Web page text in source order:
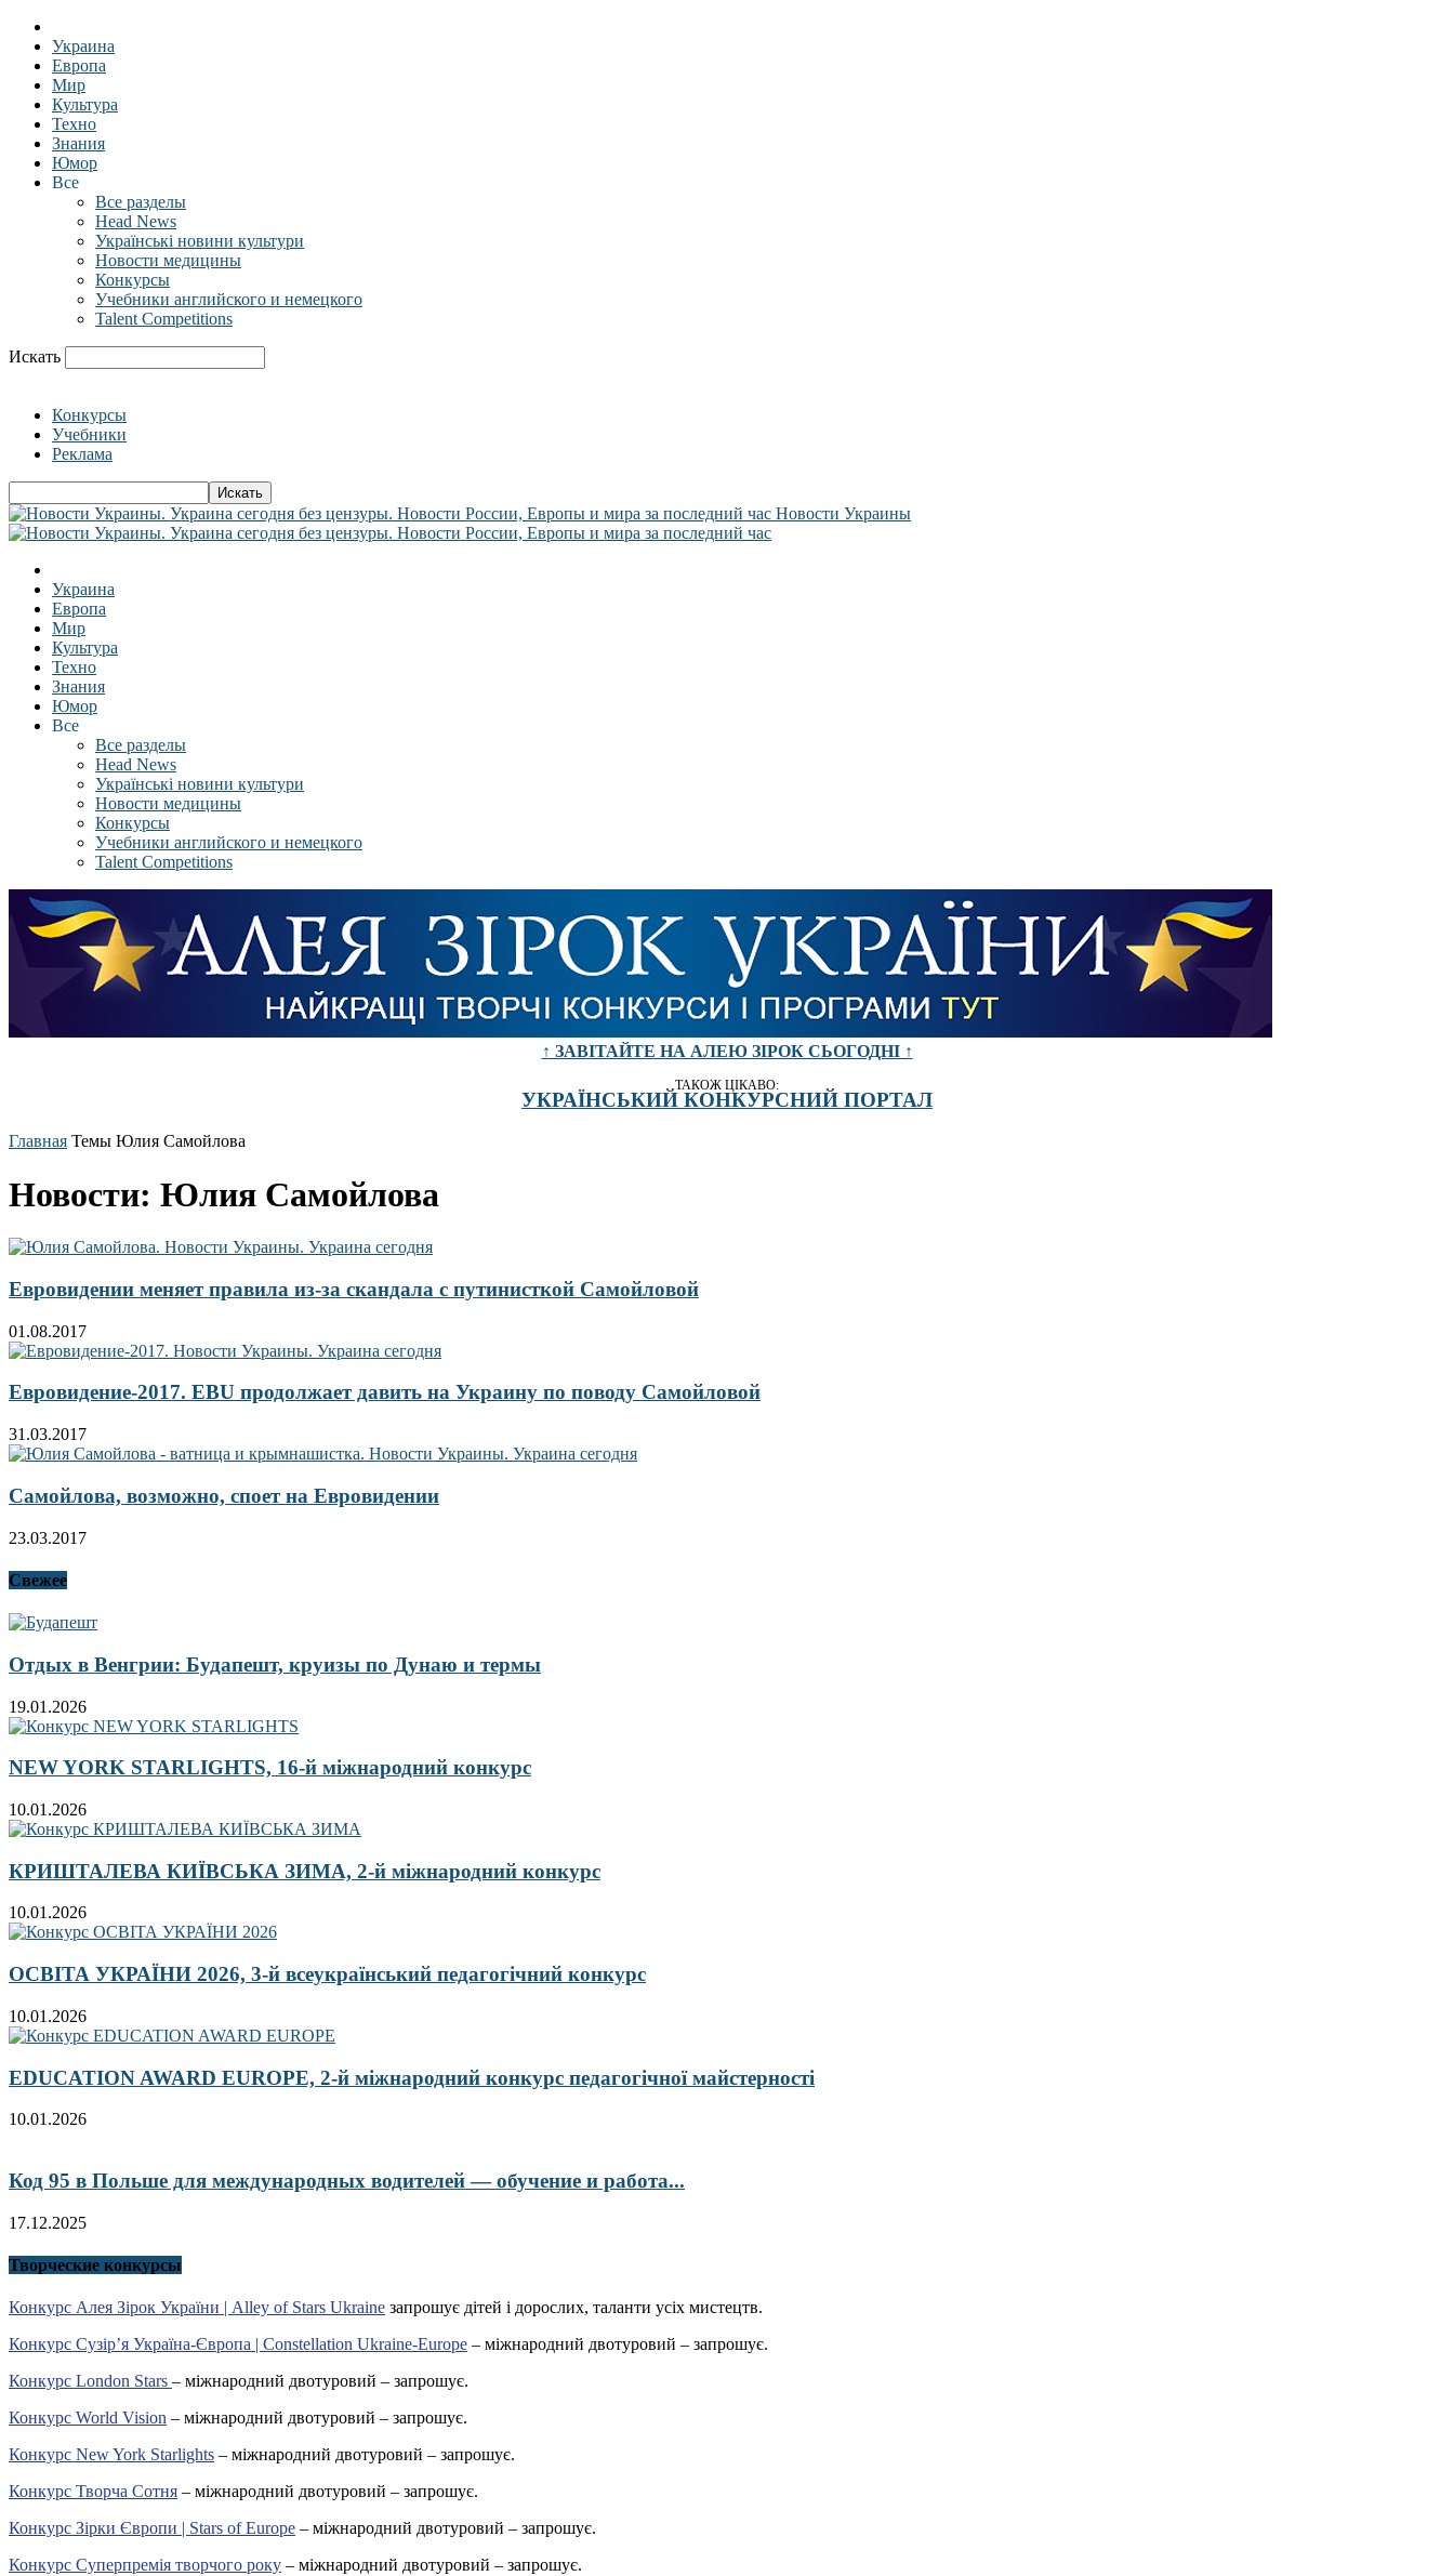
Украина
Европа
Мир
Культура
Техно
Знания
Юмор
Все
Все разделы
Head News
Українські новини культури
Новости медицины
Конкурсы
Учебники английского и немецкого
Talent Competitions
Искать
Конкурсы
Учебники
Реклама
Новости Украины
Украина
Европа
Мир
Культура
Техно
Знания
Юмор
Все
Все разделы
Head News
Українські новини культури
Новости медицины
Конкурсы
Учебники английского и немецкого
Talent Competitions
↑ ЗАВІТАЙТЕ НА АЛЕЮ ЗІРОК СЬОГОДНІ ↑
ТАКОЖ ЦІКАВО:
УКРАЇНСЬКИЙ КОНКУРСНИЙ ПОРТАЛ
Главная Темы Юлия Самойлова
Новости: Юлия Самойлова
Евровидении меняет правила из-за скандала с путинисткой Самойловой
01.08.2017
Евровидение-2017. EBU продолжает давить на Украину по поводу Самойловой
31.03.2017
Самойлова, возможно, споет на Евровидении
23.03.2017
Свежее
Отдых в Венгрии: Будапешт, круизы по Дунаю и термы
19.01.2026
NEW YORK STARLIGHTS, 16-й міжнародний конкурс
10.01.2026
КРИШТАЛЕВА КИЇВСЬКА ЗИМА, 2-й міжнародний конкурс
10.01.2026
ОСВІТА УКРАЇНИ 2026, 3-й всеукраїнський педагогічний конкурс
10.01.2026
EDUCATION AWARD EUROPE, 2-й міжнародний конкурс педагогічної майстерності
10.01.2026
Код 95 в Польше для международных водителей — обучение и работа...
17.12.2025
Творческие конкурсы
Конкурс Алея Зірок України | Alley of Stars Ukraine запрошує дітей і дорослих, таланти усіх мистецтв.
Конкурс Сузір’я Україна-Європа | Constellation Ukraine-Europe – міжнародний двотуровий – запрошує.
Конкурс London Stars – міжнародний двотуровий – запрошує.
Конкурс World Vision – міжнародний двотуровий – запрошує.
Конкурс New York Starlights – міжнародний двотуровий – запрошує.
Конкурс Творча Сотня – міжнародний двотуровий – запрошує.
Конкурс Зірки Європи | Stars of Europe – міжнародний двотуровий – запрошує.
Конкурс Суперпремія творчого року – міжнародний двотуровий – запрошує.